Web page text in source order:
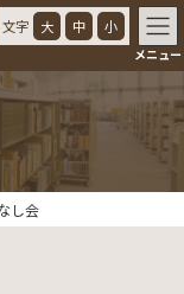
文字 大 中 小
メニュー
し会